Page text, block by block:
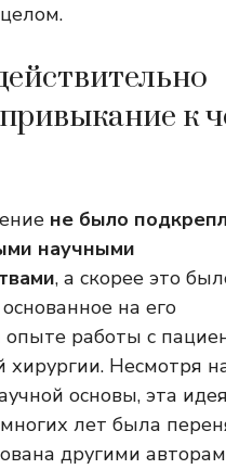
к
не было
научными
, а скорее это
на его
опыте работы с
хирургии. Несмотря
основы, эта
лет была
другими